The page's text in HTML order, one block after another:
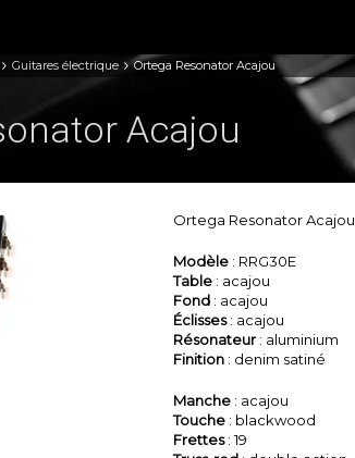
Guitares électrique Ortega Resonator Acajou
Acajou
Ortega Resonator Acajou
Modèle: RRG30E
Table: acajou
Fond: acajou
Éclisses: acajou
Résonateur: aluminium
Finition: denim satiné
Manche: acajou
Touche: blackwood
Frettes: 19